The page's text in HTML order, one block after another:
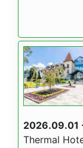
2026.09.01
Thermal